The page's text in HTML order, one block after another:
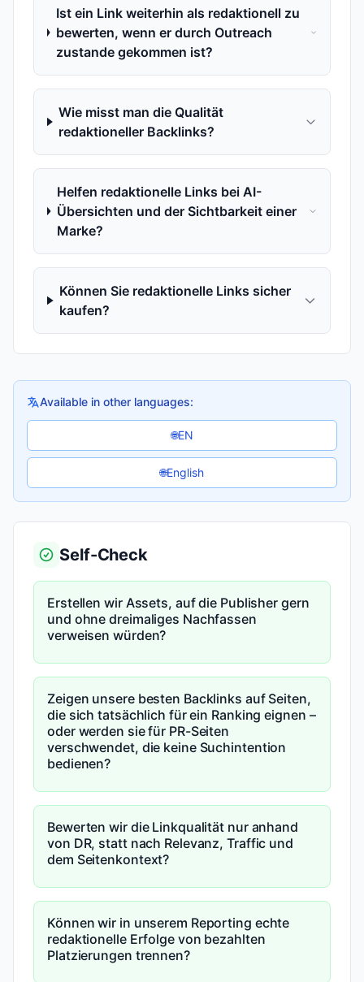
Ist ein Link weiterhin als redaktionell zu
bewerten, wenn er durch Outreach
zustande gekommen ist?
Wie misst man die Qualität
redaktioneller Backlinks?
Helfen redaktionelle Links bei AI-
Übersichten und der Sichtbarkeit einer
Marke?
Können Sie redaktionelle Links sicher
kaufen?
Available in other languages:
🌐EN
🌐English
Self-Check
Erstellen wir Assets, auf die Publisher gern
und ohne dreimaliges Nachfassen
verweisen würden?
Zeigen unsere besten Backlinks auf Seiten,
die sich tatsächlich für ein Ranking eignen –
oder werden sie für PR-Seiten
verschwendet, die keine Suchintention
bedienen?
Bewerten wir die Linkqualität nur anhand
von DR, statt nach Relevanz, Traffic und
dem Seitenkontext?
Können wir in unserem Reporting echte
redaktionelle Erfolge von bezahlten
Platzierungen trennen?